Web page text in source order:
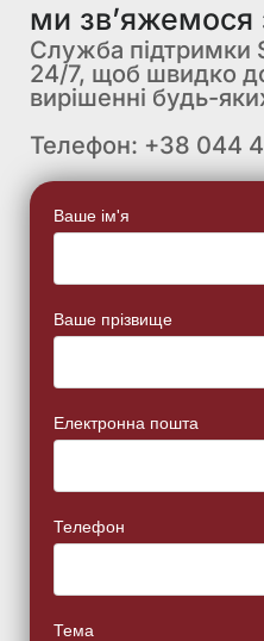
ми зв’яжемося
Служба підтримки
24/7, щоб швидко
вирішенні будь-
Телефон: +38 044
Ваше ім'я
Ваше прізвище
Електронна пошта
Телефон
Тема